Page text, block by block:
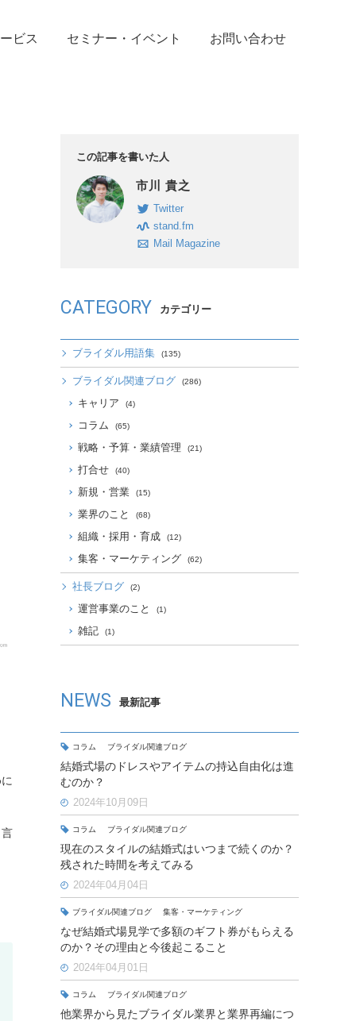
ビス セミナー・イベント お問い合わせ
この記事を書いた人
市川 貴之
Twitter
stand.fm
Mail Magazine
CATEGORY カテゴリー
ブライダル用語集 (135)
ブライダル関連ブログ (286)
キャリア (4)
コラム (65)
戦略・予算・業績管理 (21)
打合せ (40)
新規・営業 (15)
業界のこと (68)
組織・採用・育成 (12)
集客・マーケティング (62)
社長ブログ (2)
運営事業のこと (1)
雑記 (1)
NEWS 最新記事
コラム ブライダル関連ブログ
結婚式場のドレスやアイテムの持込自由化は進
むのか？
2024年10月09日
コラム ブライダル関連ブログ
現在のスタイルの結婚式はいつまで続くのか？
残された時間を考えてみる
2024年04月04日
ブライダル関連ブログ 集客・マーケティング
なぜ結婚式場見学で多額のギフト券がもらえる
のか？その理由と今後起こること
2024年04月01日
コラム ブライダル関連ブログ
他業界から見たブライダル業界と業界再編につ